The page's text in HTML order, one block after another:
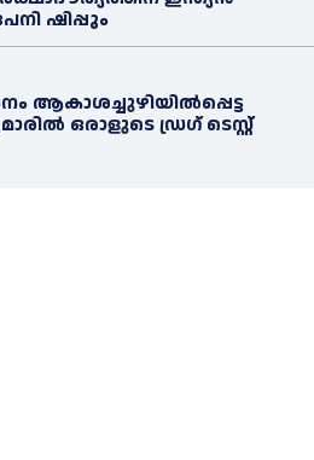
ഷിപ്പും
ആകാശച്ചുഴിയില്‍പ്പെട്ട
ഒരാളുടെ ഡ്രഗ് ടെസ്റ്റ്